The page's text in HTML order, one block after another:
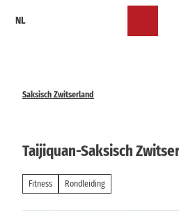
NL
Saksisch Zwitserland
Taijiquan-Saksisch
Fitness Rondleiding